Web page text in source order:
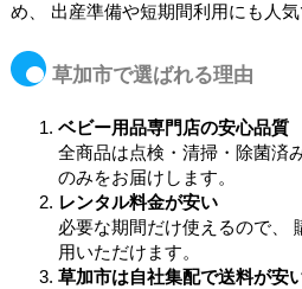
め、 出産準備や短期間利用にも人気
草加市で選ばれる理由
ベビー用品専門店の安心品質
全商品は点検・清掃・除菌済
のみをお届けします。
レンタル料金が安い
必要な期間だけ使えるので、
用いただけます。
草加市は自社集配で送料が安